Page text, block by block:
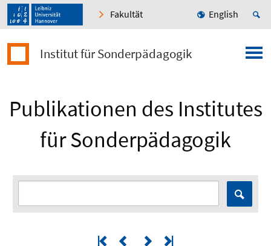
Fakultät English
Institut für Sonderpädagogik
Publikationen des Institutes
für Sonderpädagogik